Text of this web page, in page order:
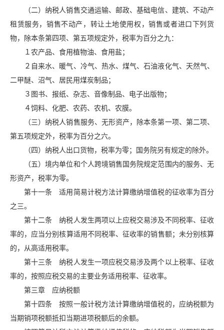
（二）纳税人销售交通运输、邮政、基础电信、建筑、不动产
租赁服务，销售不动产，转让土地使用权，销售或者进口下列货
物，除本条第四项、第五项规定外，税率为百分之九：
１农产品、食用植物油、食用盐；
２自来水、暖气、冷气、热水、煤气、石油液化气、天然气、
二甲醚、沼气、居民用煤炭制品；
３图书、报纸、杂志、音像制品、电子出版物；
４饲料、化肥、农药、农机、农膜。
（三）纳税人销售服务、无形资产，除本条第一项、第二项、
第五项规定外，税率为百分之六。
（四）纳税人出口货物，税率为零；国务院另有规定的除外。
（五）境内单位和个人跨境销售国务院规定范围内的服务、无
形资产，税率为零。
第十一条 适用简易计税方法计算缴纳增值税的征收率为百分
之三。
第十二条 纳税人发生两项以上应税交易涉及不同税率、征收
率的，应当分别核算适用不同税率、征收率的销售额；未分别核算
的，从高适用税率。
第十三条 纳税人发生一项应税交易涉及两个以上税率、征收
率的，按照应税交易的主要业务适用税率、征收率。
第三章 应纳税额
第十四条 按照一般计税方法计算缴纳增值税的，应纳税额为
当期销项税额抵扣当期进项税额后的余额。